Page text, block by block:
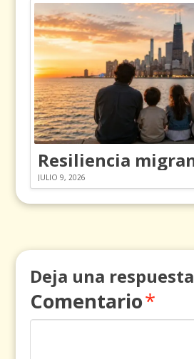
JULIO 9, 2026
Deja una respuesta
Comentario*